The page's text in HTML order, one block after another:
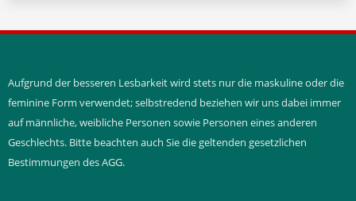
Aufgrund der besseren Lesbarkeit wird stets nur die maskuline oder die
feminine Form verwendet; selbstredend beziehen wir uns dabei immer
auf männliche, weibliche Personen sowie Personen eines anderen
Geschlechts. Bitte beachten auch Sie die geltenden gesetzlichen
Bestimmungen des AGG.